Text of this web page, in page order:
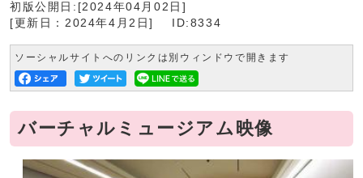
初版公開日:[2024年04月02日]
[更新日：2024年4月2日]
ID:8334
ソーシャルサイトへのリンクは別ウィンドウで開きます
バーチャルミュージアム映像